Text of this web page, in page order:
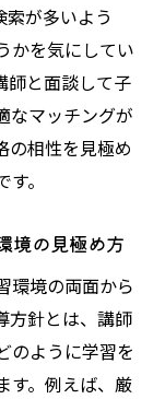
が多いよう
かを気にしてい
師と面談して子
なマッチングが
の相性を見極め
。
境の見極め方
環境の両面から
方針とは、講師
のように学習を
す。例えば、厳